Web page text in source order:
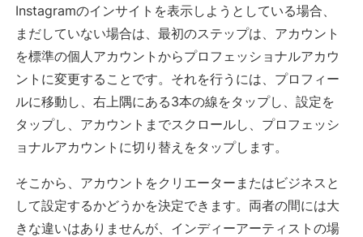
Instagramのインサイトを表示しようとしている場合、
まだしていない場合は、最初のステップは、アカウント
を標準の個人アカウントからプロフェッショナルアカウ
ントに変更することです。それを行うには、プロフィー
ルに移動し、右上隅にある3本の線をタップし、設定を
タップし、アカウントまでスクロールし、プロフェッシ
ョナルアカウントに切り替えをタップします。
そこから、アカウントをクリエーターまたはビジネスと
して設定するかどうかを決定できます。両者の間には大
きな違いはありませんが、インディーアーティストの場